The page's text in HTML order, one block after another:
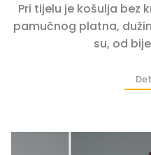
Pri tijelu je košulja bez
pamučnog platna,
su, od